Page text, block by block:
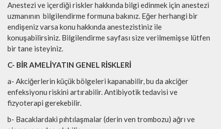
Anestezi ve içerdiği riskler hakkında bilgi edinmek için anestezi
uzmanının bilgilendirme formuna bakınız. Eğer herhangi bir
endişeniz varsa konu hakkında anestezistiniz ile
konuşabilirsiniz. Bilgilendirme sayfası size verilmemişse lütfen
bir tane isteyiniz.
C- BİR AMELİYATIN GENEL RİSKLERİ
a- Akciğerlerin küçük bölgeleri kapanabilir, bu da akciğer
enfeksiyonu riskini artırabilir. Antibiyotik tedavisi ve
fizyoterapi gerekebilir.
b- Bacaklardaki pıhtılaşmalar (derin ven trombozu) ağrı ve